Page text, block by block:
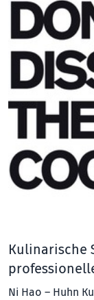
Kulinarische
Ni Hao – Huhn